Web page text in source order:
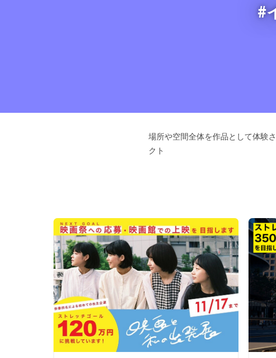
#
場所や空間全体を作品として体験
クト